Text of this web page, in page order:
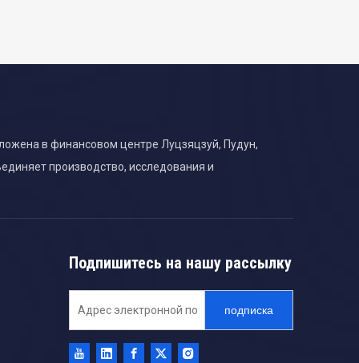
в финансовом центре Луцзяцзуй, Пудун,
производство, исследования и
Подпишитесь на нашу рассылку
подписка